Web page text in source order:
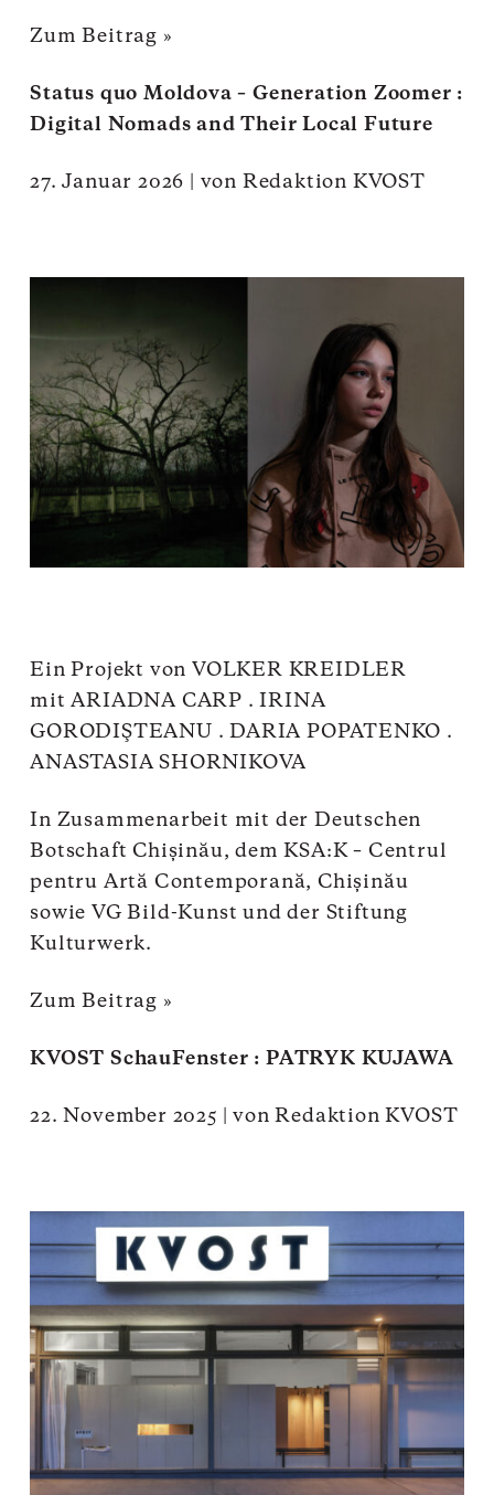
Zum Beitrag »
Status quo Moldova – Generation Zoomer :
Digital Nomads and Their Local Future
27. Januar 2026 von Redaktion KVOST
Ein Projekt von VOLKER KREIDLER
mit ARIADNA CARP . IRINA
GORODIŞTEANU . DARIA POPATENKO .
ANASTASIA SHORNIKOVA
In Zusammenarbeit mit der Deutschen
Botschaft Chișinău, dem KSA:K – Centrul
pentru Artă Contemporană, Chișinău
sowie VG Bild-Kunst und der Stiftung
Kulturwerk.
Zum Beitrag »
KVOST SchauFenster : PATRYK KUJAWA
22. November 2025 |von Redaktion KVOST